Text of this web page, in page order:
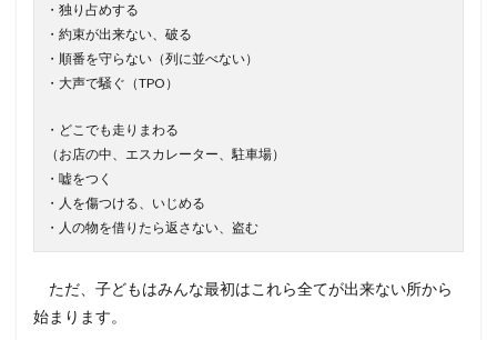
・独り占めする
・約束が出来ない、破る
・順番を守らない（列に並べない）
・大声で騒ぐ（TPO）
・どこでも走りまわる
（お店の中、エスカレーター、駐車場）
・嘘をつく
・人を傷つける、いじめる
・人の物を借りたら返さない、盗む
ただ、子どもはみんな最初はこれら全てが出来ない所から
始まります。